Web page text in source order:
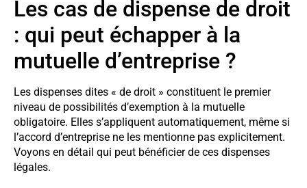
Les cas de dispense de droit
: qui peut échapper à la
mutuelle d’entreprise ?
Les dispenses dites « de droit » constituent le premier
niveau de possibilités d’exemption à la mutuelle
obligatoire. Elles s’appliquent automatiquement, même si
l’accord d’entreprise ne les mentionne pas explicitement.
Voyons en détail qui peut bénéficier de ces dispenses
légales.